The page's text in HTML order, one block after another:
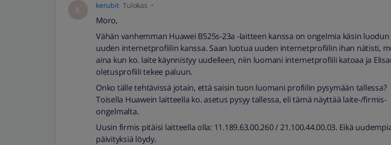
K kerubit Tulokas
Moro,
Vähän vanhemman Huawei B525s-23a -laitteen kanssa on ongelmia käsin luodun
uuden internetprofiilin kanssa. Saan luotua uuden internetprofiilin ihan nätisti,
aina kun ko. laite käynnistyy uudelleen, niin luomani internetprofiili katoaa ja
oletusprofiili tekee paluun.
Onko tälle tehtävissä jotain, että saisin tuon luomani profiilin pysymään tallessa?
Toisella Huawein laitteella ko. asetus pysyy tallessa, eli tämä näyttää laite-/firmis-
ongelmalta.
Uusin firmis pitäisi laitteella olla: 11.189.63.00.260 / 21.100.44.00.03. Eikä
päivityksiä löydy.